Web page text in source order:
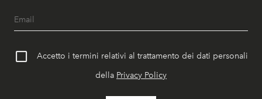
Accetto i termini relativi al trattamento dei dati personali
della Privacy Policy